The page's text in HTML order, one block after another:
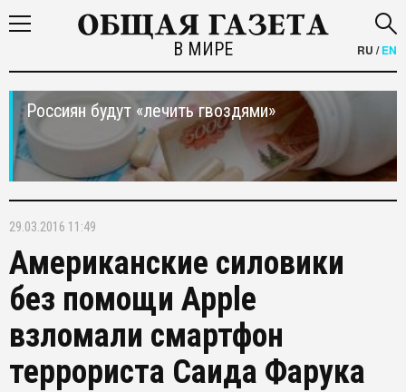
В МИРЕ RU /EN
Россиян будут «лечить гвоздями»
29.03.2016 11:49
Американские силовики
без помощи Apple
взломали смартфон
террориста Саида Фарука